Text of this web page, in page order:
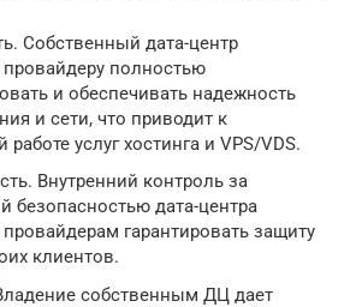
Собственный дата-центр
провайдеру полностью
и обеспечивать надежность
и сети, что приводит к
работе услуг хостинга и VPS/VDS.
Внутренний контроль за
безопасностью дата-центра
гарантировать защиту
клиентов.
собственным ДЦ дает